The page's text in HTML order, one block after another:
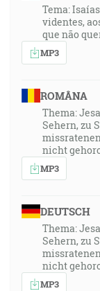
Tema:
videntes,
que não
MP3
ROMÂNA
Thema:
Sehern, zu
nicht
MP3
DEUTSCH
Thema:
Sehern, zu
nicht
MP3